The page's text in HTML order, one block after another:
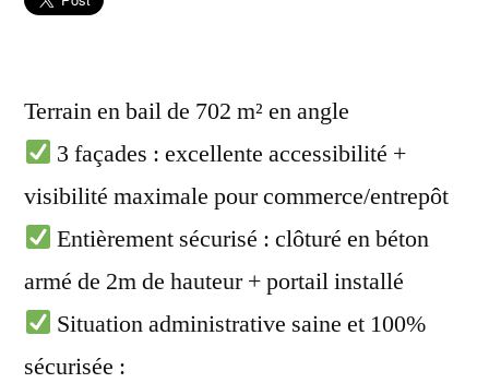
Terrain en bail de 702 m² en angle
3 façades : excellente accessibilité +
visibilité maximale pour commerce/entrepôt
Entièrement sécurisé : clôturé en béton
armé de 2m de hauteur + portail installé
Situation administrative saine et 100%
sécurisée :